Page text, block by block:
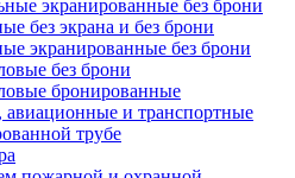
экранированные без брони
без экрана и без брони
экранированные без брони
без брони
бронированные
авиационные и транспортные
трубе